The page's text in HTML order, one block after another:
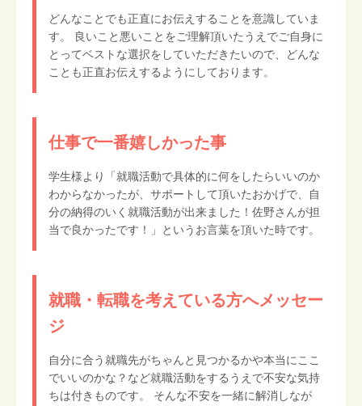
どんなことでも正直にお伝えすることを意識していま
す。 良いこと悪いことをご理解頂いたうえでご自身に
とってベストな選択をしていただきたいので、どんな
ことも正直お伝えするようにしております。
仕事で一番嬉しかった事
学生様より「就職活動で具体的に何をしたらいいのか
わからなかったが、サポートして頂いたおかげで、自
分の納得のいく就職活動が出来ました！佐野さんが担
当で良かったです！」というお言葉を頂いた時です。
就職・転職を考えている方へメッセー
ジ
自分に合う就職先がちゃんと見つかるかや本当にここ
でいいのかな？など就職活動をするうえで不安な気持
ちは付きものです。 そんな不安を一緒に解消しなが